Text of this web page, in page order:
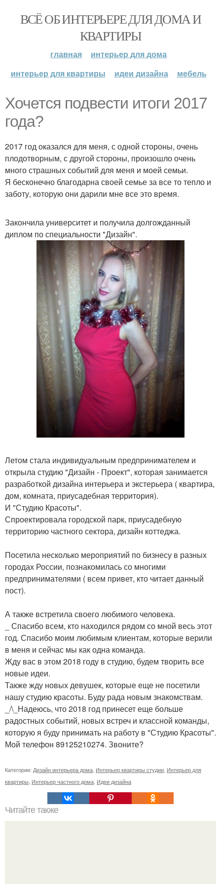
ВСЁ ОБ ИНТЕРЬЕРЕ ДЛЯ ДОМА И
КВАРТИРЫ
главная
интерьер для дома
интерьер для квартиры
идеи дизайна мебель
Хочется подвести итоги 2017
года?
2017 год оказался для меня, с одной стороны, очень
плодотворным, с другой стороны, произошло очень
много страшных событий для меня и моей семьи.
Я бесконечно благодарна своей семье за все то тепло и
заботу, которую они дарили мне все это время.
Закончила университет и получила долгожданный
диплом по специальности "Дизайн".
Летом стала индивидуальным предпринимателем и
открыла студию "Дизайн - Проект", которая занимается
разработкой дизайна интерьера и экстерьера ( квартира,
дом, комната, приусадебная территория).
И "Студию Красоты".
Спроектировала городской парк, приусадебную
территорию частного сектора, дизайн коттеджа.
Посетила несколько мероприятий по бизнесу в разных
городах России, познакомилась со многими
предпринимателями ( всем привет, кто читает данный
пост).
А также встретила своего любимого человека.
_ Спасибо всем, кто находился рядом со мной весь этот
год. Спасибо моим любимым клиентам, которые верили
в меня и сейчас мы как одна команда.
Жду вас в этом 2018 году в студию, будем творить все
новые идеи.
Также жду новых девушек, которые еще не посетили
нашу студию красоты. Буду рада новым знакомствам.
_/\_Надеюсь, что 2018 год принесет еще больше
радостных событий, новых встреч и классной команды,
которую я буду принимать на работу в "Студию Красоты".
Мой телефон 89125210274. Звоните?
Категории: Дизайн интерьера дома Интерьер квартиры студии Интерьер для
квартиры Интерьер частного дома Идеи дизайна
Читайте также